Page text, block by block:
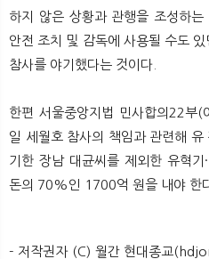
하지 않은 상황과 관행을 조성하
안전 조치 및 감독에 사용될 수도
참사를 야기했다는 것이다.
한편 서울중앙지법 민사합의22부
일 세월호 참사의 책임과 관련해
기한 장남 대균씨를 제외한 유혁기
돈의 70%인 1700억 원을 내야 한
- 저작권자 (C) 월간 현대종교